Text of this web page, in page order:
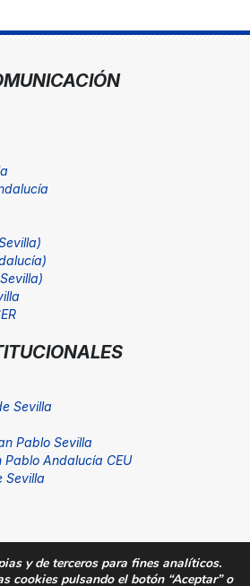
Sevilla
Pablo Sevilla
Pablo Andalucía CEU
Sevilla
y de terceros para fines analíticos.
cookies pulsando el botón “Aceptar” o